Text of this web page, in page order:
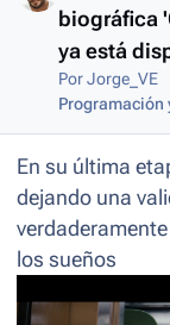
biográfica
ya está
PorJorge_VE
En su última
dejando una
los sueños